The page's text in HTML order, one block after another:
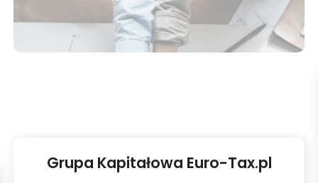
DZIAŁALNOŚĆ CUF
GRUPA KAPITAŁOWA
Grupa Kapitałowa Euro-Tax.pl